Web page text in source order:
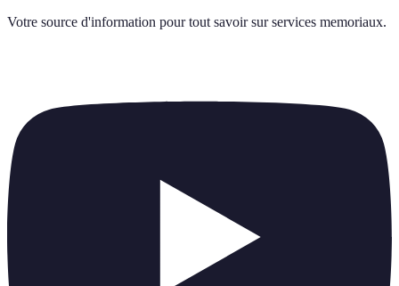
Votre source d'information pour tout savoir sur services memoriaux.